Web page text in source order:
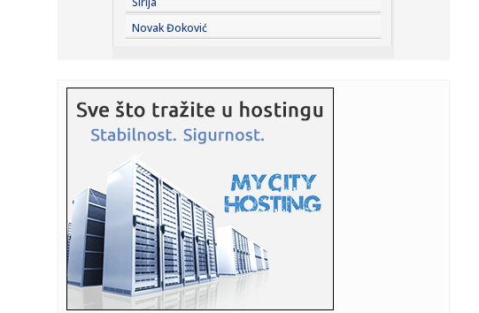
12:14:Đoković opet oduševio region: Zapjevao "Tropski bar" i
zaplesa...
12:13: "Ne sviđa mi se napad na trans zajednicu"
12:12:
70.000 ...
12:11:Vučić: Stari železnički most biće najmodernija atrakcija, bi...
12:10:Proširen prodajni prostor na Najlon pijaci
12:10:Ženka delfina naučila celu grupu da prevare naučnike da bi
Novak Đoković